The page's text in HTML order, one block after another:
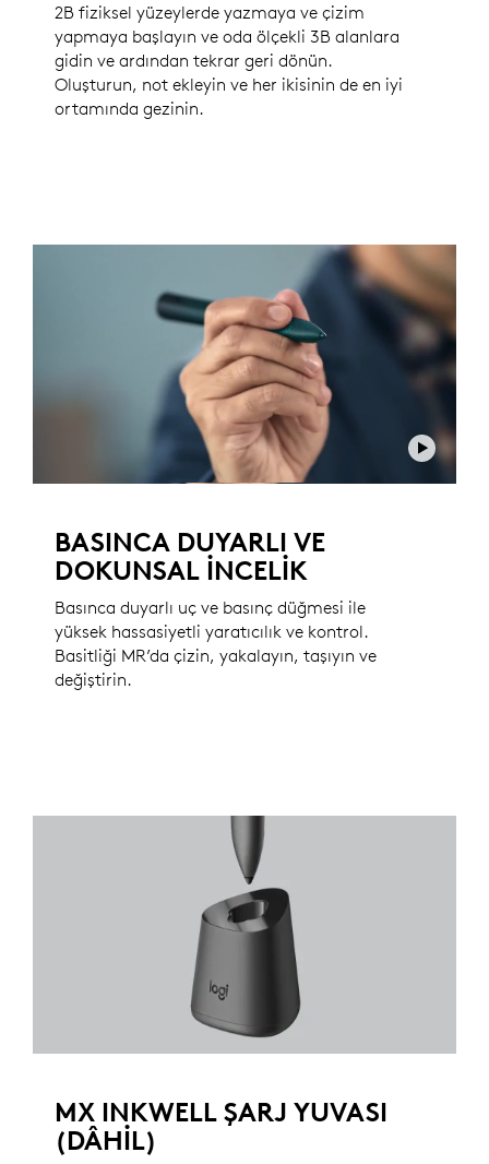
2B fiziksel yüzeylerde yazmaya ve çizim
yapmaya başlayın ve oda ölçekli 3B alanlara
gidin ve ardından tekrar geri dönün.
Oluşturun, not ekleyin ve her ikisinin de en iyi
ortamında gezinin.
BASINCA DUYARLI VE
DOKUNSAL İNCELIK
Basınca duyarlı uç ve basınç düğmesi ile
yüksek hassasiyetli yaratıcılık ve kontrol.
Basitliği MR’da çizin, yakalayın, taşıyın ve
değiştirin.
MX INKWELL ŞARJ YUVASI
(DÂHIL)